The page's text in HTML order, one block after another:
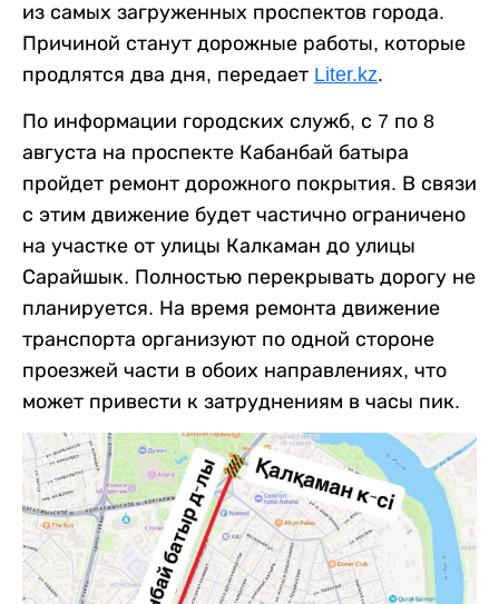
из самых загруженных проспектов города.
Причиной станут дорожные работы, которые
продлятся два дня, передает Liter.kz.
По информации городских служб, с 7 по 8
августа на проспекте Кабанбай батыра
пройдет ремонт дорожного покрытия. В связи
с этим движение будет частично ограничено
на участке от улицы Калкаман до улицы
Сарайшык. Полностью перекрывать дорогу не
планируется. На время ремонта движение
транспорта организуют по одной стороне
проезжей части в обоих направлениях, что
может привести к затруднениям в часы пик.